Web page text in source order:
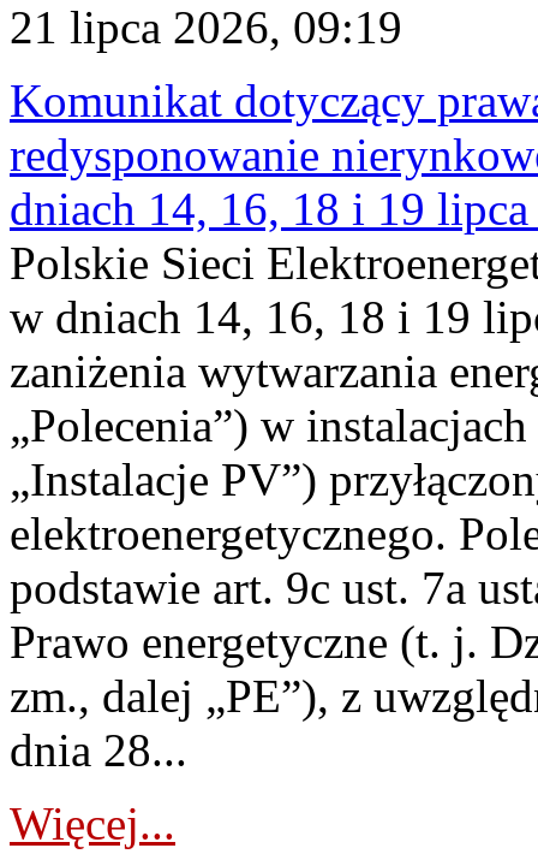
21 lipca 2026, 09:19
Komunikat dotyczący
redysponowanie
dniach 14, 16, 18 i 19
Polskie Sieci
w dniach 14, 16, 18 i 19
zaniżenia wytwarzania
„Polecenia”) w
„Instalacje PV”)
elektroenergetycznego.
podstawie art. 9c ust. 7a
Prawo energetyczne (t. j.
zm., dalej „PE”), z
dnia 28...
Więcej...